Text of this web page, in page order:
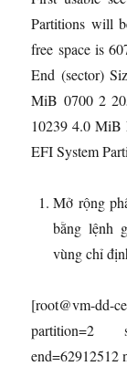
Partitions will
free space is
End (sector)
MiB 0700 2
10239 4.0 MiB
EFI System
Mở rộng
bằng lệnh
vùng chỉ
[root@vm-dd-
partition=2
end=62912512